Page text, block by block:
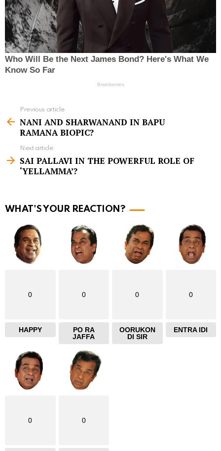
e
m
e
Previous article
NANI AND SHARWANAND IN BAPU
RAMANA BIOPIC?
Next article
SAI PALLAVI IN THE POWERFUL ROLE OF
‘YELLAMMA’?
WHAT'S YOUR REACTION?
0
HAPPY
0
PO RA
JAFFA
0
OORUKON
DI SIR
0
ENTRA IDI
0 0